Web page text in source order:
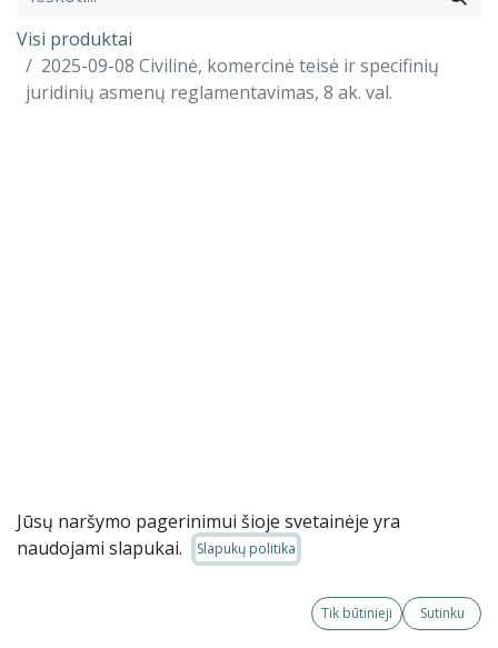
Visi produktai
2025-09-08 Civilinė, komercinė teisė ir specifinių
juridinių asmenų reglamentavimas, 8 ak. val.
2025-09-08 Civilinė, komercinė
Jūsų naršymo pagerinimui šioje svetainėje yra
naudojami slapukai.
Slapukų politika
Tik būtinieji Sutinku